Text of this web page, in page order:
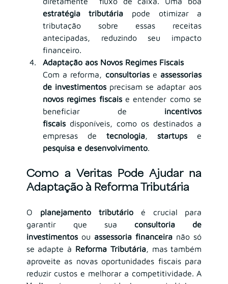
estratégia tributária pode otimizar a
tributação sobre essas receitas
antecipadas, reduzindo seu impacto
financeiro.
Adaptação aos Novos Regimes Fiscais
Com a reforma, consultorias e assessorias
de investimentos
novos regimes fiscais e entender como se
beneficiar de incentivos
fiscais disponíveis, como os destinados a
empresas de tecnologia, startups
pesquisa e desenvolvimento.
Como a Veritas Pode Ajudar na
Adaptação à Reforma Tributária
O planejamento tributário é crucial para
garantir que sua consultoria de
investimentos ou assessoria financeira não só
se adapte à Reforma Tributária, mas também
aproveite as novas oportunidades fiscais para